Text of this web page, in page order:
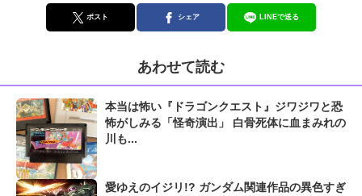
ポスト シェア LINEで送る
あわせて読む
本当は怖い『ドラゴンクエスト』ジワジワと恐
怖がしみる「怪奇演出」 白骨死体に血まみれの
川も...
愛ゆえのイジリ!? ガンダム関連作品の異色すぎ